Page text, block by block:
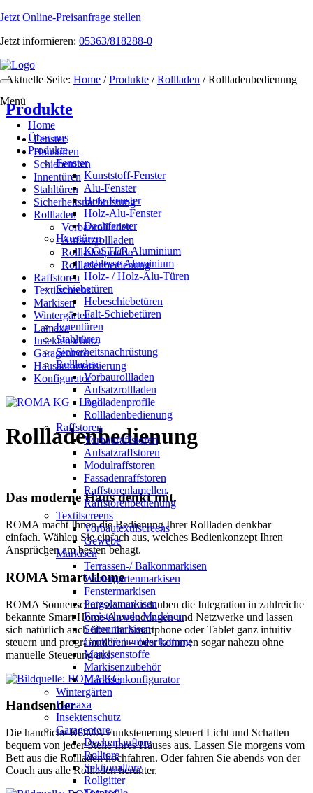
Jetzt Online-Preisanfrage stellen
Jetzt informieren: 05363/818288-0
Toggle
navigation
Menü
Home
Über uns
Produkte
Fenster
Kunststoff-Fenster
Alu-Fenster
Holz-Fenster
Holz-Alu-Fenster
Dachfenster
Haustüren
KÖSTER Aluminium
noblesse Aluminium
Holz- / Holz-Alu-Türen
Schiebetüren
Hebeschiebetüren
Falt-Schiebetüren
Innentüren
Stahltüren
Sicherheitsnachrüstung
Rollladen
Vorbaurollladen
Aufsatzrollladen
Rollladenprofile
Rollladenbedienung
Raffstoren
Vorbauraffstoren
Aufsatzraffstoren
Modulraffstoren
Fassadenraffstoren
Raffstorenlamellen
Raffstorenbedienung
Textilscreens
Vorbautextilscreens
Gewebe
Markisen
Terrassen-/ Balkonmarkisen
Wintergartenmarkisen
Fenstermarkisen
Pergolamarkisen
Freistehende Markisen
Seitenmarkisen
Großflächenbeschattung
Markisenstoffe
Markisenzubehör
Markisenkonfigurator
Wintergärten
Lamaxa
Insektenschutz
Garagentore
Deckenlauftore
Rolltore
Sektionaltore
Rollgitter
Aktuelle Seite: Home /Produkte /Rollladen /Rollladenbedienung
Produkte
Fenster
Haustüren
Schiebetüren
Innentüren
Stahltüren
Sicherheitsnachrüstung
Rollladen
Vorbaurollladen
Aufsatzrollladen
Rollladenprofile
Rollladenbedienung
Raffstoren
Textilscreens
Markisen
Wintergärten
Lamaxa
Insektenschutz
Garagentore
Hausautomatisierung
Konfigurator
Rollladenbedienung
Das moderne Haus denkt mit.
ROMA macht Ihnen die Bedienung Ihrer Rollladen denkbar
einfach. Wählen Sie einfach aus, welches Bedienkonzept Ihren
Ansprüchen am besten behagt.
ROMA Smart Home
ROMA Sonnenschutzsysteme erlauben die Integration in zahlreiche
bekannte Smart Home-Anwendungen und Netzwerke und lassen
sich natürlich auch über Ihr Smartphone oder Tablet ganz intuitiv
steuern und programmieren – oder kommen sogar nahezu ohne
manuelle Steuerung aus.
Handsender
Die handliche ROMA Funksteuerung steuert Licht und Schatten
bequem von jeder Stelle Ihres Hauses aus. Lassen Sie morgens vom
Bett aus die Rollladen hochfahren. Oder fahren Sie abends von der
Couch aus alle Rollladen herunter.